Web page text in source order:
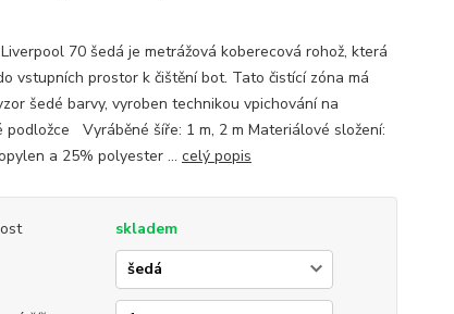
70 šedá je metrážová koberecová rohož, která
vstupních prostor k čištění bot. Tato čistící zóna má
šedé barvy, vyroben technikou vpichování na
podložce Vyráběné šíře: 1 m, 2 m Materiálové složení:
a 25% polyester ... celý popis
skladem